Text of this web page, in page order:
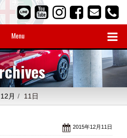
Menu
12月 11日
2015年12月11日